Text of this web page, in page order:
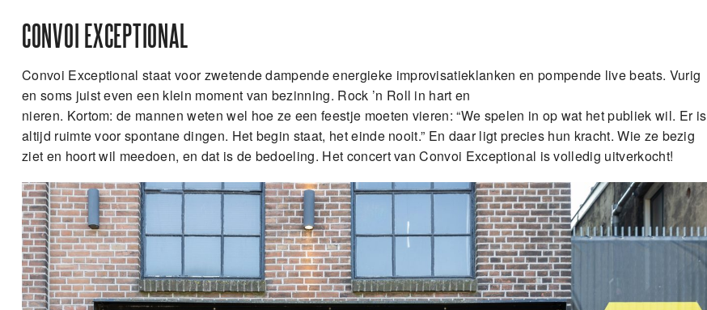
CONVOI EXCEPTIONAL
Convoi Exceptional staat voor zwetende dampende energieke improvisatieklanken en pompende live beats. Vurig
en soms juist even een klein moment van bezinning. Rock ’n Roll in hart en
nieren. Kortom: de mannen weten wel hoe ze een feestje moeten vieren: “We spelen in op wat het publiek wil. Er is
altijd ruimte voor spontane dingen. Het begin staat, het einde nooit.” En daar ligt precies hun kracht. Wie ze bezig
ziet en hoort wil meedoen, en dat is de bedoeling. Het concert van Convoi Exceptional is volledig uitverkocht!